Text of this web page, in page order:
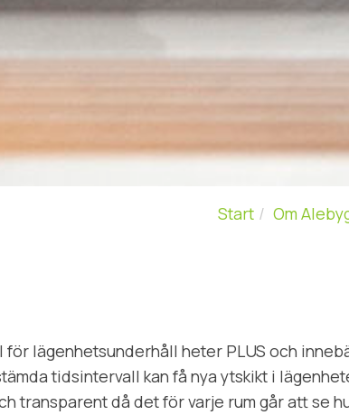
Start Om
för lägenhetsunderhåll heter PLUS och
tidsintervall kan få nya ytskikt i
transparent då det för varje rum går att se